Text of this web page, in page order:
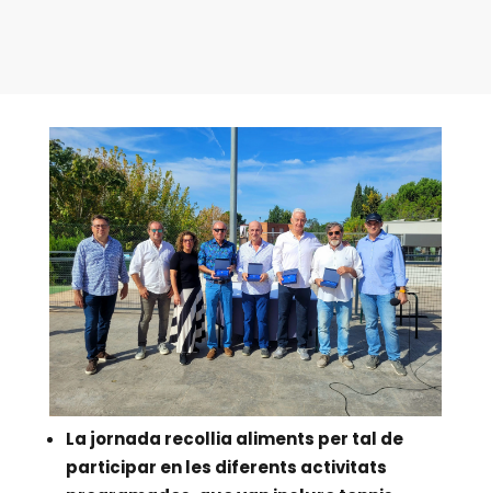
La jornada recollia aliments per tal de
participar en les diferents activitats